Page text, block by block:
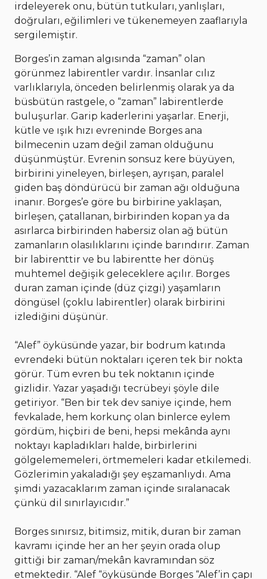
irdeleyerek onu, bütün tutkuları, yanlışları,
doğruları, eğilimleri ve tükenemeyen zaaflarıyla
sergilemiştir.
Borges’in zaman algısında “zaman” olan
görünmez labirentler vardır. İnsanlar cılız
varlıklarıyla, önceden belirlenmiş olarak ya da
büsbütün rastgele, o “zaman” labirentlerde
buluşurlar. Garip kaderlerini yaşarlar. Enerji,
kütle ve ışık hızı evreninde Borges ana
bilmecenin uzam değil zaman olduğunu
düşünmüştür. Evrenin sonsuz kere büyüyen,
birbirini yineleyen, birleşen, ayrışan, paralel
giden baş döndürücü bir zaman ağı olduğuna
inanır. Borges’e göre bu birbirine yaklaşan,
birleşen, çatallanan, birbirinden kopan ya da
asırlarca birbirinden habersiz olan ağ bütün
zamanların olasılıklarını içinde barındırır. Zaman
bir labirenttir ve bu labirentte her dönüş
muhtemel değişik geleceklere açılır. Borges
duran zaman içinde (düz çizgi) yaşamların
döngüsel (çoklu labirentler) olarak birbirini
izlediğini düşünür.
“Alef” öyküsünde yazar, bir bodrum katında
evrendeki bütün noktaları içeren tek bir nokta
görür. Tüm evren bu tek noktanın içinde
gizlidir. Yazar yaşadığı tecrübeyi şöyle dile
getiriyor. “Ben bir tek dev saniye içinde, hem
fevkalade, hem korkunç olan binlerce eylem
gördüm, hiçbiri de beni, hepsi mekânda aynı
noktayı kapladıkları halde, birbirlerini
gölgelememeleri, örtmemeleri kadar etkilemedi.
Gözlerimin yakaladığı şey eşzamanlıydı. Ama
şimdi yazacaklarım zaman içinde sıralanacak
çünkü dil sınırlayıcıdır.”
Borges sınırsız, bitimsiz, mitik, duran bir zaman
kavramı içinde her an her şeyin orada olup
gittiği bir zaman/mekân kavramından söz
etmektedir. “Alef “öyküsünde Borges “Alef’in çapı